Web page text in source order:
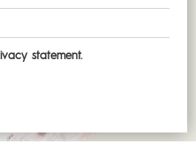
statement.
het!